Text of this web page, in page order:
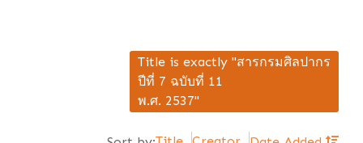
Title is exactly "สารกรมศิลปากร
ปีที่ 7 ฉบับที่ 11
พ.ศ. 2537"